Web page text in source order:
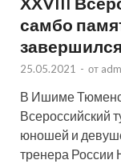
самбо
25.05.2021 - от
В Ишиме
Всероссийский
юношей и
тренера России